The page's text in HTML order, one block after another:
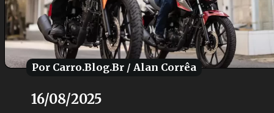
Por Carro.Blog.Br / Alan Corrêa
Por Carro.Blog.Br / Alan Corrêa
16/08/2025